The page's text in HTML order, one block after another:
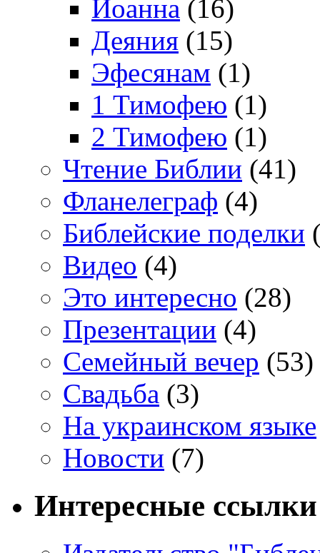
Иоанна (16)
Деяния (15)
Эфесянам (1)
1 Тимофею (1)
2 Тимофею (1)
Чтение Библии (41)
Фланелеграф (4)
Библейские поделки
Видео (4)
Это интересно (28)
Презентации (4)
Семейный вечер (53)
Свадьба (3)
На украинском языке
Новости (7)
Интересные ссылки